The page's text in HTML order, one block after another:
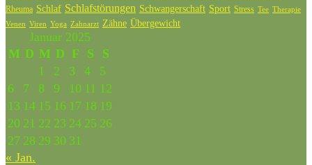
Rheuma Schlaf Schlafstörungen Schwangerschaft Sport Stress Tee Therapie
Venen Viren Yoga Zahnarzt Zähne Übergewicht
Januar 2025
M D M D F S
S
1
2 3 4
5
6
7 8 9 10 11 12
13 14 15 16 17 18 19
20 21 22 23 24 25 26
27 28 29 30 31
« Jan.